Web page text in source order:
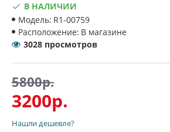
3200р.
5800р.
В НАЛИЧИИ
Модель: R1-00759
Расположение: В магазине
3028 просмотров
Нашли дешевле?